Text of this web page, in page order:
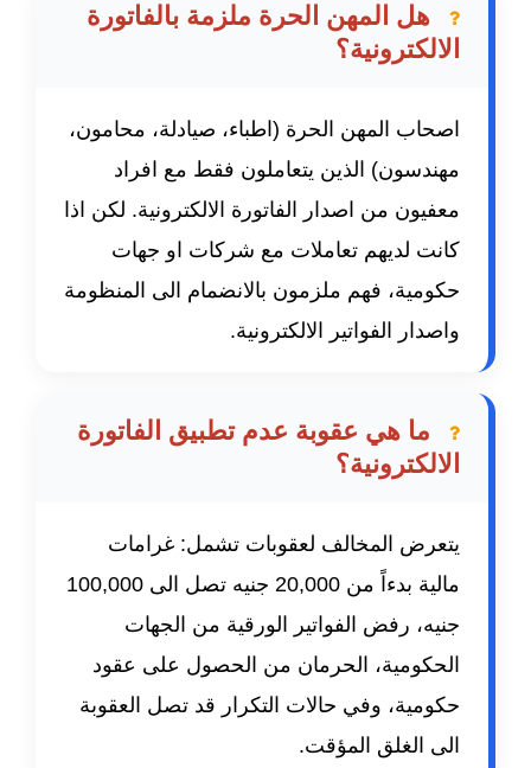
هل المهن الحرة ملزمة بالفاتورة
الالكترونية؟
اصحاب المهن الحرة (اطباء، صيادلة، محامون،
مهندسون) الذين يتعاملون فقط مع افراد
معفيون من اصدار الفاتورة الالكترونية. لكن اذا
كانت لديهم تعاملات مع شركات او جهات
حكومية، فهم ملزمون بالانضمام الى المنظومة
واصدار الفواتير الالكترونية.
ما هي عقوبة عدم تطبيق الفاتورة
الالكترونية؟
يتعرض المخالف لعقوبات تشمل: غرامات
مالية بدءاً من 20,000 جنيه تصل الى 100,000
جنيه، رفض الفواتير الورقية من الجهات
الحكومية، الحرمان من الحصول على عقود
حكومية، وفي حالات التكرار قد تصل العقوبة
الى الغلق المؤقت.